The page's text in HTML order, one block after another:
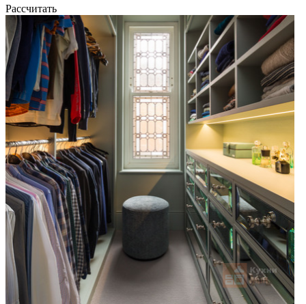
Рассчитать